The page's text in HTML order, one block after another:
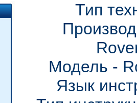
Тип
Модель -
Язык